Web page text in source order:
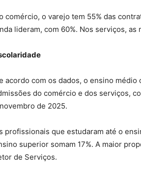
comércio, o varejo tem 55% das
lideram, com 60%. Nos serviços, as
acordo com os dados, o ensino
do comércio e dos serviços,
de 2025.
profissionais que estudaram até o
superior somam 17%. A maior
de Serviços.